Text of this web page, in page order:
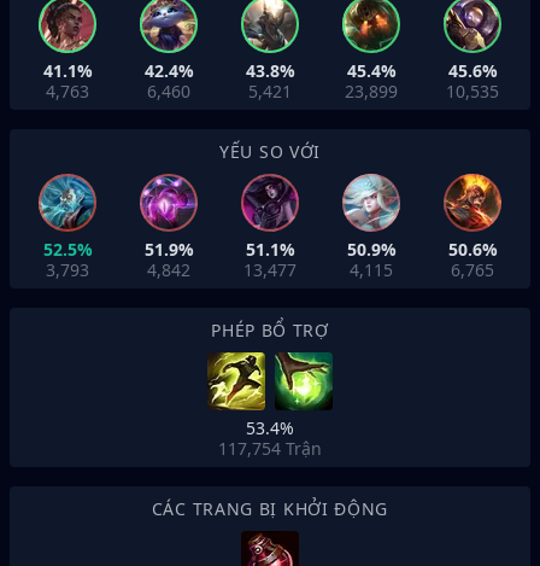
41.1%
4,763
42.4%
6,460
43.8%
5,421
45.4%
23,899
45.6%
10,535
YẾU SO VỚI
52.5%
3,793
51.9%
4,842
51.1%
13,477
50.9%
4,115
50.6%
6,765
PHÉP BỔ TRỢ
53.4%
117,754 Trận
CÁC TRANG BỊ KHỞI ĐỘNG